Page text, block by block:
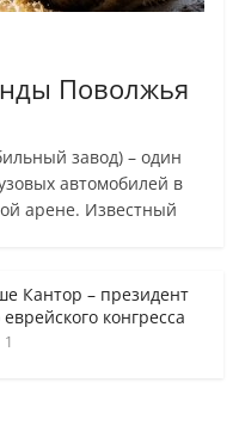
Поволжья
завод) – один
автомобилей в
арене. Известный
Кантор – президент
конгресса
1